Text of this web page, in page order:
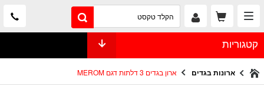
קטגוריות
ארונות בגדים ארון בגדים 3 דלתות דגם MEROM